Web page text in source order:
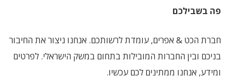
פה בשבילכם
חברת הכט & אפרים, עומדת לרשותכם. אנחנו ניצור את החיבור
בניכם ובין החברות המובילות בתחום במשק הישראלי. לפרטים
ומידע, אנחנו ממתינים לכם עכשיו.